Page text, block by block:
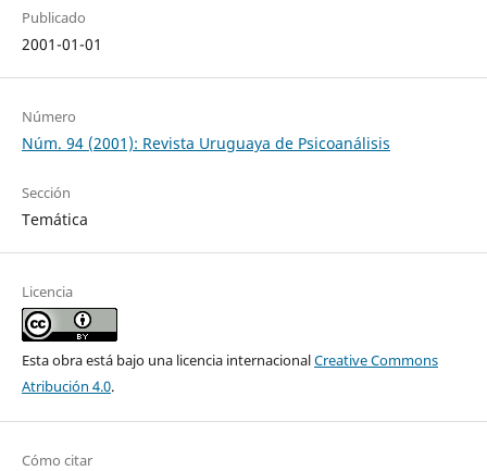
Publicado
2001-01-01
Número
Núm. 94 (2001): Revista Uruguaya de Psicoanálisis
Sección
Temática
Licencia
Esta obra está bajo una licencia internacionalCreative Commons
Atribución 4.0.
Cómo citar